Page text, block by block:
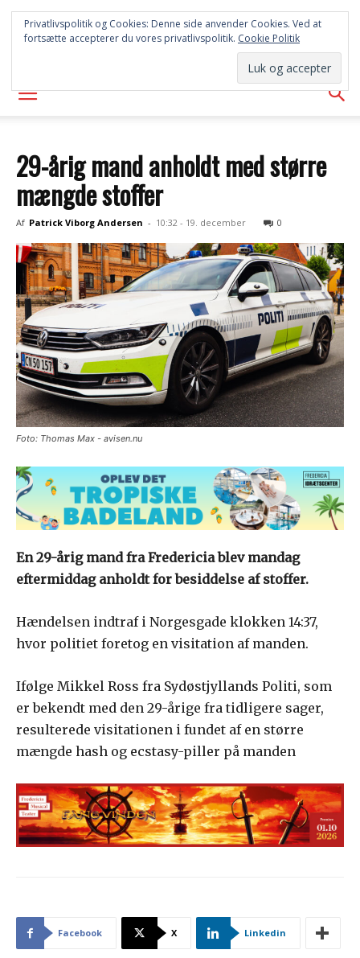
FREDERICIA
AVISEN
29-årig mand anholdt med større
mængde stoffer
Af Patrick Viborg Andersen - 10:32 - 19. december 0
Foto: Thomas Max - avisen.nu
En 29-årig mand fra Fredericia blev mandag
eftermiddag anholdt for besiddelse af stoffer.
Hændelsen indtraf i Norgesgade klokken 14:37,
hvor politiet foretog en visitation af manden.
Ifølge Mikkel Ross fra Sydøstjyllands Politi, som
er bekendt med den 29-årige fra tidligere sager,
resulterede visitationen i fundet af en større
mængde hash og ecstasy-piller på manden
Facebook X Linkedin
Privatlivspolitik og Cookies: Denne side anvender Cookies. Ved at
fortsætte accepterer du vores privatlivspolitik. Cookie Politik